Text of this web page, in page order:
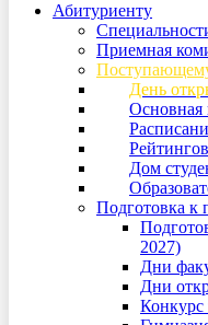
Абитуриенту
Приемная
День
Основная
Дом
Подготовка к
2027)
Дни
Дни
Конкурс